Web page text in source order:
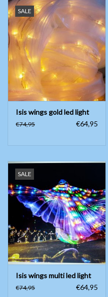
SALE
Isis wings gold led light
€74,95 €64,95
SALE
Isis wings multi led light
€74,95 €64,95